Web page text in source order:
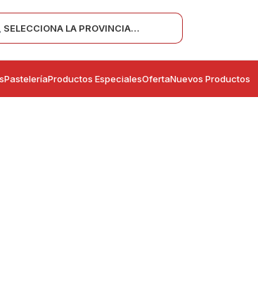
SELECCIONA LA PROVINCIA…
PasteleríaProductos EspecialesOfertaNuevos Productos